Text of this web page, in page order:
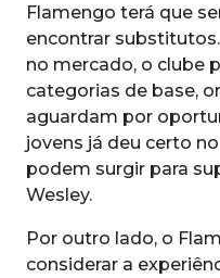
Flamengo terá que
encontrar
no mercado, o clube
categorias de base,
aguardam por
jovens já deu certo
podem surgir para
Wesley.
Por outro lado, o
considerar a